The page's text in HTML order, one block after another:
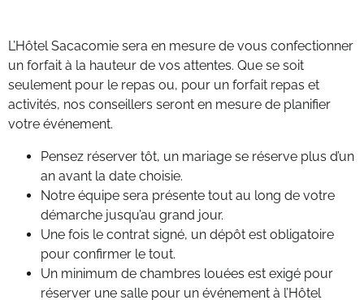
L’Hôtel Sacacomie sera en mesure de vous confectionner
un forfait à la hauteur de vos attentes. Que se soit
seulement pour le repas ou, pour un forfait repas et
activités, nos conseillers seront en mesure de planifier
votre événement.
Pensez réserver tôt, un mariage se réserve plus d’un
an avant la date choisie.
Notre équipe sera présente tout au long de votre
démarche jusqu’au grand jour.
Une fois le contrat signé, un dépôt est obligatoire
pour confirmer le tout.
Un minimum de chambres louées est exigé pour
réserver une salle pour un événement à l’Hôtel